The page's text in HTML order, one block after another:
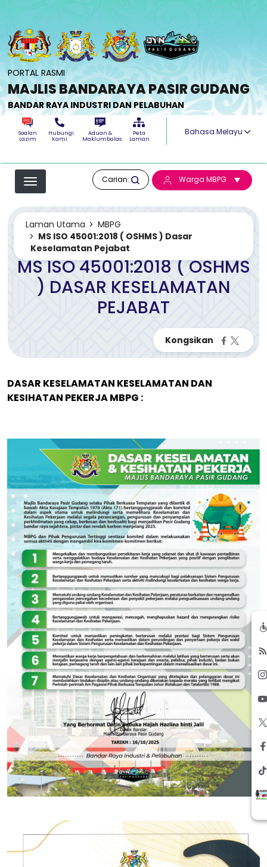
PORTAL RASMI
MAJLIS BANDARAYA PASIR GUDANG
BANDAR RAYA INDUSTRI DAN PELABUHAN
Soalan
Lazim
Hubungi
Kami
Aduan &
Maklumbalas
Peta
Laman
Select your
Carian: Warga MBPG
Laman Utama
MBPG
MS ISO 45001:2018 ( OSHMS ) Dasar
Keselamatan Pejabat
MS ISO 45001:2018 ( OSHMS
) DASAR KESELAMATAN
PEJABAT
DASAR KESELAMATAN KESELAMATAN DAN
KESIHATAN PEKERJA MBPG :